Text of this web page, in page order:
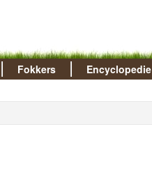
Fokkers Encyclopedie